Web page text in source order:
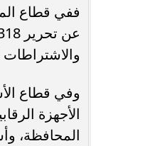
ففي قطاع
وفي قطاع
المحافظة، وأسفرت